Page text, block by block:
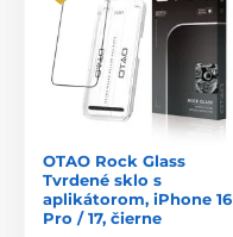
OTAO Rock Glass
Tvrdené sklo s
aplikátorom, iPhone 16
Pro / 17, čierne